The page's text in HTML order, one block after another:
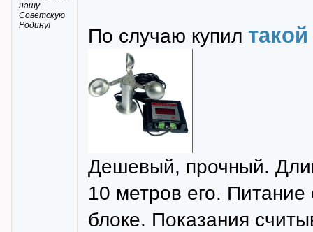
нашу
Советскую
Родину!
По случаю купил такой
Дешевый, прочный.
10 метров его.
блоке. Показания